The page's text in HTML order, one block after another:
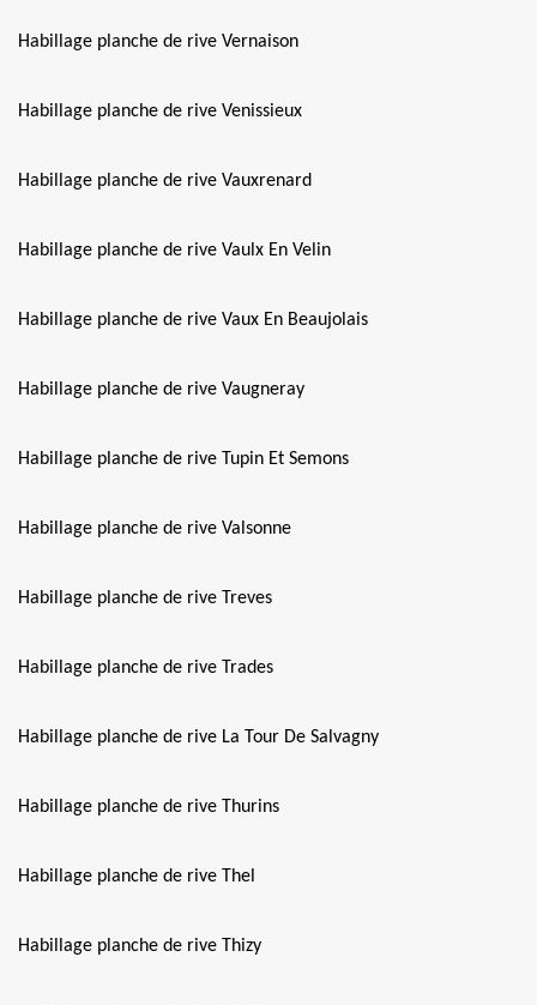
Habillage planche de rive Vernaison
Habillage planche de rive Venissieux
Habillage planche de rive Vauxrenard
Habillage planche de rive Vaulx En Velin
Habillage planche de rive Vaux En Beaujolais
Habillage planche de rive Vaugneray
Habillage planche de rive Tupin Et Semons
Habillage planche de rive Valsonne
Habillage planche de rive Treves
Habillage planche de rive Trades
Habillage planche de rive La Tour De Salvagny
Habillage planche de rive Thurins
Habillage planche de rive Thel
Habillage planche de rive Thizy